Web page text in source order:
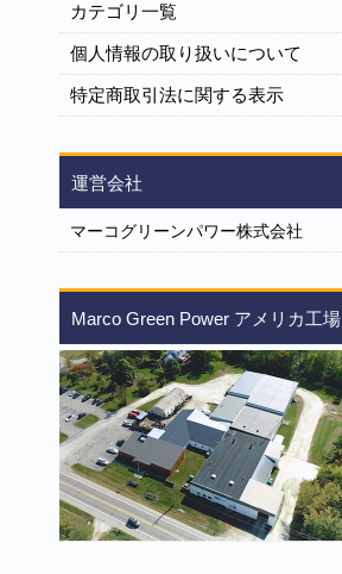
カテゴリ一覧
個人情報の取り扱いについて
特定商取引法に関する表示
運営会社
マーコグリーンパワー株式会社
Marco Green Power アメリカ工場